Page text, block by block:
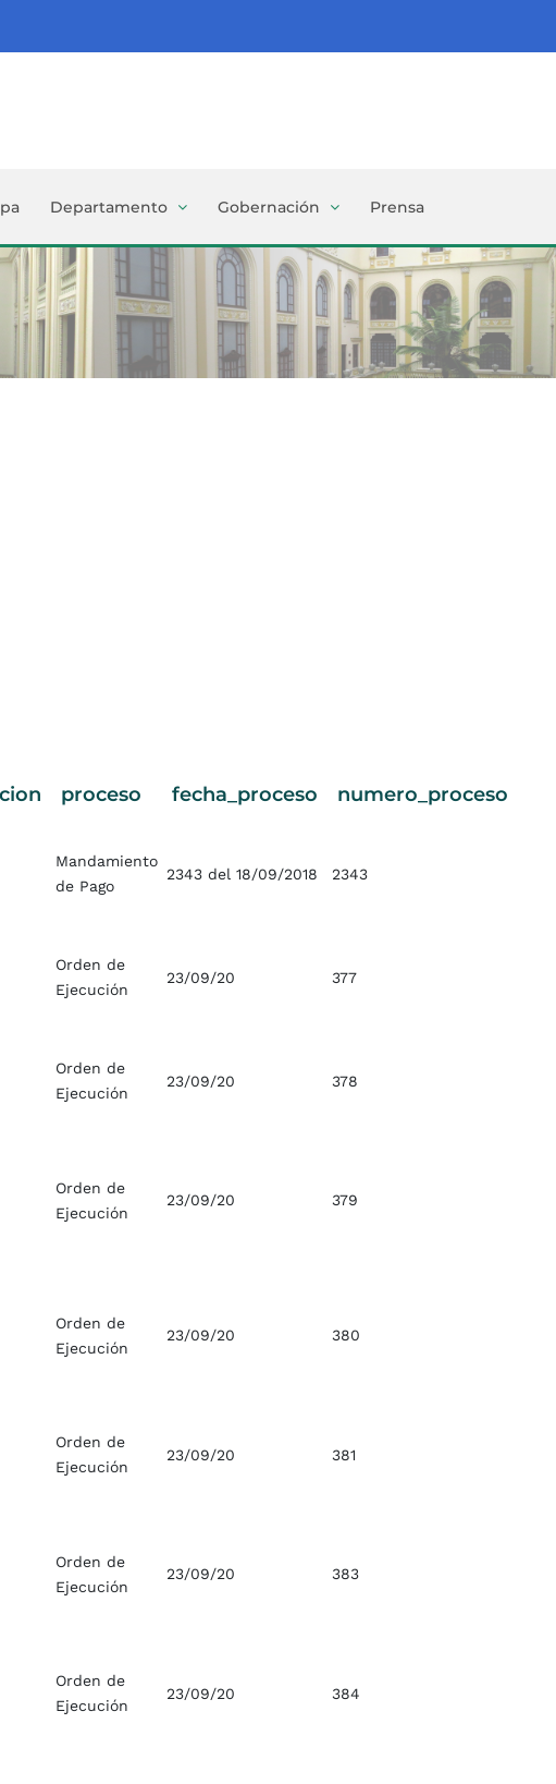
Departamento Gobernación Prensa
proceso fecha_proceso
numero_proceso
Mandamiento
de Pago
2343 del 18/09/2018 2343
Orden de
Ejecución
23/09/20 377
Orden de
Ejecución
23/09/20 378
Orden de
Ejecución
23/09/20 379
Orden de
Ejecución
23/09/20 380
Orden de
Ejecución
23/09/20 381
Orden de
Ejecución
23/09/20 383
Orden de
Ejecución
23/09/20 384